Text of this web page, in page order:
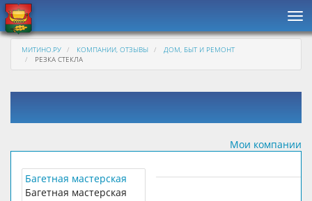
МИТИНО.РУ КОМПАНИИ, ОТЗЫВЫ
ДОМ, БЫТ И РЕМОНТ
РЕЗКА СТЕКЛА
Мои компании
Багетная мастерская
Арт-Покров
Багетная мастерская